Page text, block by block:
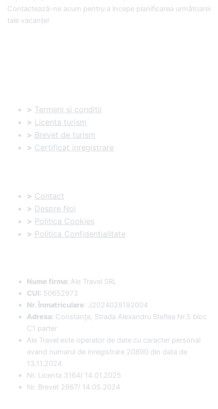
Contactează-ne acum pentru a începe planificarea următoarei
tale vacanțe!
> Termeni si conditii
> Licenta turism
> Brevet de turism
> Certificat inregistrare
> Contact
> Despre Noi
> Politica Cookies
> Politica Confidentialitate
Nume firma: Ale Travel SRL
CUI: 50652973
Nr. Înmatriculare: J2024028192004
Adresa: Constanța, Strada Alexandru Steflea Nr.5 bloc
C1 parter
Ale Travel este operator de date cu caracter personal
avand numarul de inregistrare 20890 din data de
13.11.2024
Nr. Licenta 3164/ 14.01.2025
Nr. Brevet 2667/ 14.05.2024